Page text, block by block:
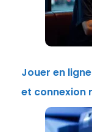
Jouer en
et connexion